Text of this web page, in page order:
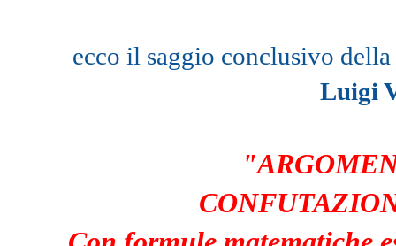
ecco il saggio conclusivo della
Luigi
"